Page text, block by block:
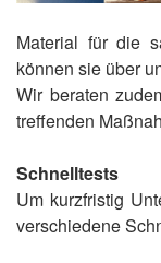
Material für die
können sie über
Wir beraten
treffenden
Schnelltests
Um kurzfristig
verschiedene